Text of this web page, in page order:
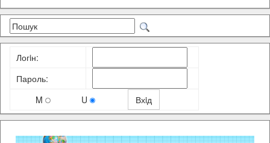
Логiн:
Пароль:
M
U